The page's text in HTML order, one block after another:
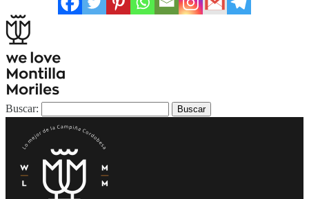
Buscar: